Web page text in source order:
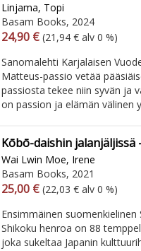
Linjama, Topi
Basam Books, 2024
Arvonlisäverollinen hinta
24,90 € Arvonlisäveroton hinta
(21,94 € alv 0 %)
Sanomalehti Karjalaisen
Matteus-passio vetää
passiosta tekee niin syvän ja
on passion ja elämän välinen
Kōbō-daishin
Wai Lwin Moe, Irene
Basam Books, 2021
Arvonlisäverollinen hinta
25,00 € Arvonlisäveroton hinta
(22,03 € alv 0 %)
Ensimmäinen
Shikoku henroa on 88
joka sukeltaa Japanin